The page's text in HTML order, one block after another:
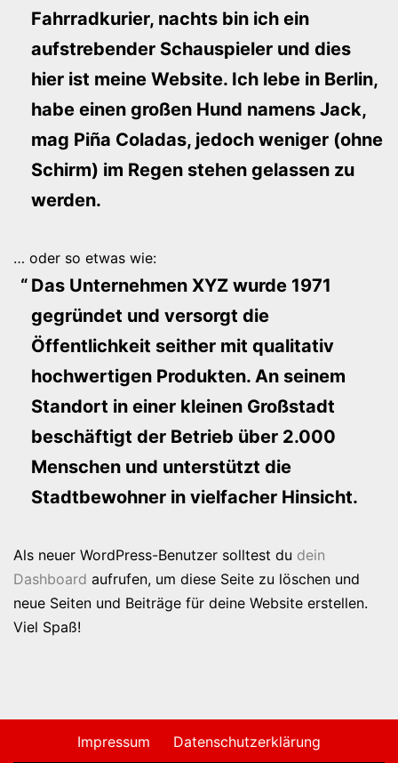
Fahrradkurier, nachts bin ich ein
aufstrebender Schauspieler und dies
hier ist meine Website. Ich lebe in Berlin,
habe einen großen Hund namens Jack,
mag Piña Coladas, jedoch weniger (ohne
Schirm) im Regen stehen gelassen zu
werden.
… oder so etwas wie:
Das Unternehmen XYZ wurde 1971
gegründet und versorgt die
Öffentlichkeit seither mit qualitativ
hochwertigen Produkten. An seinem
Standort in einer kleinen Großstadt
beschäftigt der Betrieb über 2.000
Menschen und unterstützt die
Stadtbewohner in vielfacher Hinsicht.
Als neuer WordPress-Benutzer solltest du dein
Dashboard aufrufen, um diese Seite zu löschen und
neue Seiten und Beiträge für deine Website erstellen.
Viel Spaß!
Impressum Datenschutzerklärung